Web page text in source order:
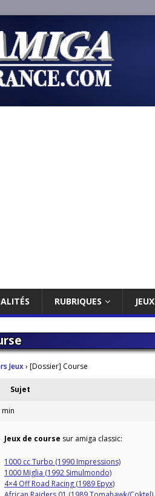
RUBRIQUES JEUX
Jeux› [Dossier] Course
Sujet
min
Jeux de course sur amiga classic:
1000 cc Turbo (1990 Impressions)
1000 Miglia (1992 Simulmondo)
4×4 Off Road Racing (1989 Epyx)